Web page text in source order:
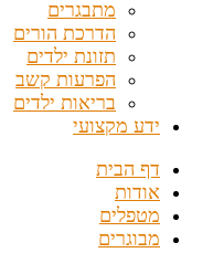
מתבגרים
הדרכת הורים
תזונת ילדים
הפרעות קשב
בריאות ילדים
ידע מקצועי
דף הבית
אודות
מטפלים
מבוגרים